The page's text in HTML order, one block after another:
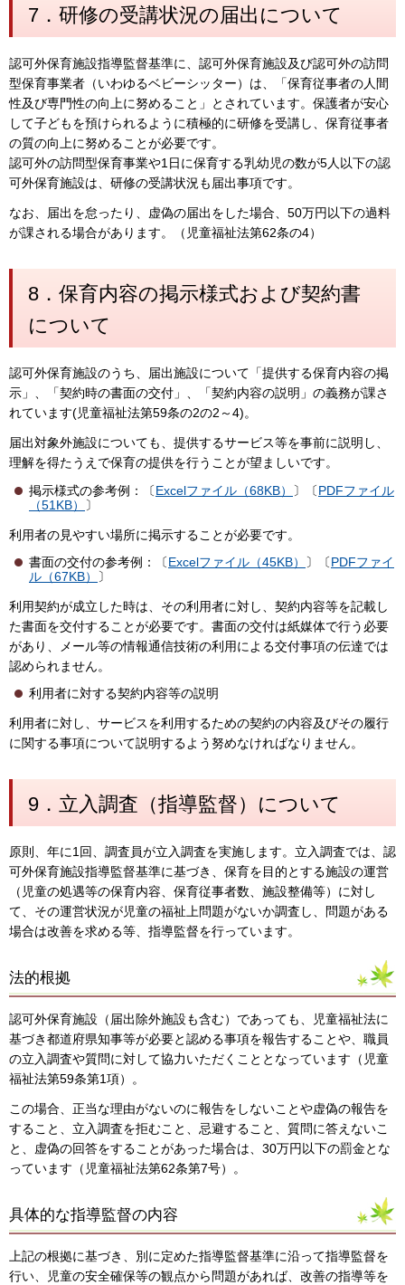
7．研修の受講状況の届出について
認可外保育施設指導監督基準に、認可外保育施設及び認可外の訪問
型保育事業者（いわゆるベビーシッター）は、「保育従事者の人間
性及び専門性の向上に努めること」とされています。保護者が安心
して子どもを預けられるように積極的に研修を受講し、保育従事者
の質の向上に努めることが必要です。
認可外の訪問型保育事業や1日に保育する乳幼児の数が5人以下の認
可外保育施設は、研修の受講状況も届出事項です。
なお、届出を怠ったり、虚偽の届出をした場合、50万円以下の過料
が課される場合があります。（児童福祉法第62条の4）
8．保育内容の掲示様式および契約書
について
認可外保育施設のうち、届出施設について「提供する保育内容の掲
示」、「契約時の書面の交付」、「契約内容の説明」の義務が課さ
れています(児童福祉法第59条の2の2～4)。
届出対象外施設についても、提供するサービス等を事前に説明し、
理解を得たうえで保育の提供を行うことが望ましいです。
掲示様式の参考例：〔Excelファイル（68KB） 〕〔PDFファイル
（51KB）
〕
利用者の見やすい場所に掲示することが必要です。
書面の交付の参考例：〔Excelファイル（45KB） 〕〔PDFファイ
ル（67KB）
〕
利用契約が成立した時は、その利用者に対し、契約内容等を記載し
た書面を交付することが必要です。書面の交付は紙媒体で行う必要
があり、メール等の情報通信技術の利用による交付事項の伝達では
認められません。
利用者に対する契約内容等の説明
利用者に対し、サービスを利用するための契約の内容及びその履行
に関する事項について説明するよう努めなければなりません。
9．立入調査（指導監督）について
原則、年に1回、調査員が立入調査を実施します。立入調査では、認
可外保育施設指導監督基準に基づき、保育を目的とする施設の運営
（児童の処遇等の保育内容、保育従事者数、施設整備等）に対し
て、その運営状況が児童の福祉上問題がないか調査し、問題がある
場合は改善を求める等、指導監督を行っています。
法的根拠
認可外保育施設（届出除外施設も含む）であっても、児童福祉法に
基づき都道府県知事等が必要と認める事項を報告することや、職員
の立入調査や質問に対して協力いただくこととなっています（児童
福祉法第59条第1項）。
この場合、正当な理由がないのに報告をしないことや虚偽の報告を
すること、立入調査を拒むこと、忌避すること、質問に答えないこ
と、虚偽の回答をすることがあった場合は、30万円以下の罰金とな
っています（児童福祉法第62条第7号）。
具体的な指導監督の内容
上記の根拠に基づき、別に定めた指導監督基準に沿って指導監督を
行い、児童の安全確保等の観点から問題があれば、改善の指導等を